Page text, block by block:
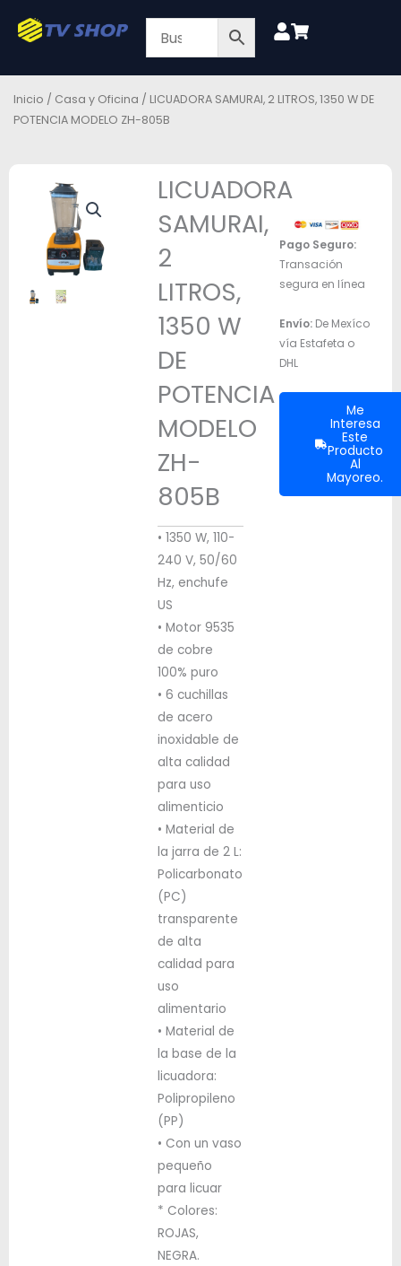
Inicio / Casa y Oficina / LICUADORA SAMURAI, 2 LITROS, 1350 W DE
POTENCIA MODELO ZH-805B
LICUADORA
SAMURAI,
2
LITROS,
1350 W
DE
POTENCIA
MODELO
ZH-
805B
• 1350 W, 110-
240 V, 50/60
Hz, enchufe
US
• Motor 9535
de cobre
100% puro
• 6 cuchillas
de acero
inoxidable de
alta calidad
para uso
alimenticio
• Material de
la jarra de 2 L:
Policarbonato
(PC)
transparente
de alta
calidad para
uso
alimentario
• Material de
la base de la
licuadora:
Polipropileno
(PP)
• Con un vaso
pequeño
para licuar
* Colores:
ROJAS,
NEGRA.
Pago Seguro:
Transación
segura en línea
Envío:De Mexíco
vía Estafeta o
DHL
Me
Interesa
Este
Producto
Al
Mayoreo.